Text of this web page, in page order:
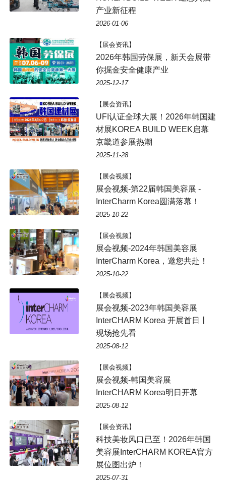
产业新征程
2026-01-06
【展会资讯】
2026年韩国劳保展，新天会展带
你掘金安全健康产业
2025-12-17
【展会资讯】
UFI认证全球大展！2026年韩国建
材展KOREA BUILD WEEK启幕
京畿道参展热潮
2025-11-28
【展会视频】
展会视频-第22届韩国美容展 -
InterCharm Korea圆满落幕！
2025-10-22
【展会视频】
展会视频-2024年韩国美容展
InterCharm Korea，邀您共赴！
2025-10-22
【展会视频】
展会视频-2023年韩国美容展
InterCHARM Korea 开展首日丨
现场抢先看
2025-08-12
【展会视频】
展会视频-韩国美容展
InterCHARM Korea明日开幕
2025-08-12
【展会资讯】
科技美妆风口已至！2026年韩国
美容展InterCHARM KOREA官方
展位图出炉！
2025-07-31